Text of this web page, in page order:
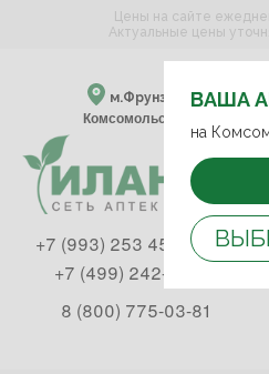
м.Фрунзенская
Комсомольский пр-т, д. 47
ВАША
на
Цены на сайте
Актуальные цены
+7 (993) 253 45 93
+7 (499) 242-90-85
8 (800) 775-03-81